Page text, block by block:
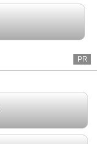
PR